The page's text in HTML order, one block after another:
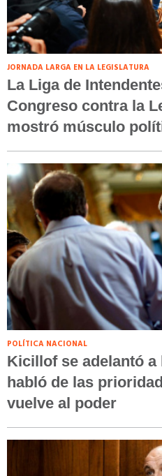
JORNADA LARGA EN LA LEGISLATURA
La Liga de
Congreso contra la
mostró músculo
POLÍTICA NACIONAL
Kicillof se adelantó a
habló de las
vuelve al poder